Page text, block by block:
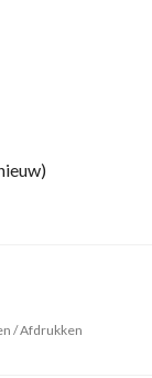
/Afdrukken